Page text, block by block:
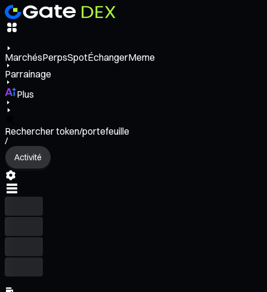
MarchésPerpsSpotÉchangerMeme
Parrainage
Plus
Rechercher token/portefeuille
/
Activité